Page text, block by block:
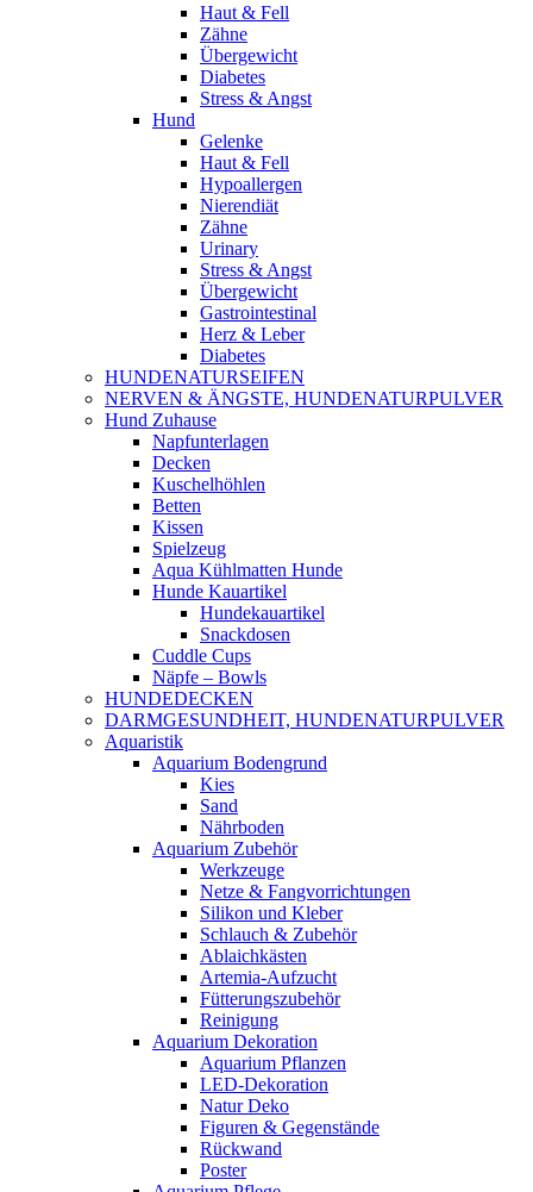
Haut & Fell
Zähne
Übergewicht
Diabetes
Stress & Angst
Hund
Gelenke
Haut & Fell
Hypoallergen
Nierendiät
Zähne
Urinary
Stress & Angst
Übergewicht
Gastrointestinal
Herz & Leber
Diabetes
HUNDENATURSEIFEN
NERVEN & ÄNGSTE, HUNDENATURPULVER
Hund Zuhause
Napfunterlagen
Decken
Kuschelhöhlen
Betten
Kissen
Spielzeug
Aqua Kühlmatten Hunde
Hunde Kauartikel
Hundekauartikel
Snackdosen
Cuddle Cups
Näpfe – Bowls
HUNDEDECKEN
DARMGESUNDHEIT, HUNDENATURPULVER
Aquaristik
Aquarium Bodengrund
Kies
Sand
Nährboden
Aquarium Zubehör
Werkzeuge
Netze & Fangvorrichtungen
Silikon und Kleber
Schlauch & Zubehör
Ablaichkästen
Artemia-Aufzucht
Fütterungszubehör
Reinigung
Aquarium Dekoration
Aquarium Pflanzen
LED-Dekoration
Natur Deko
Figuren & Gegenstände
Rückwand
Poster